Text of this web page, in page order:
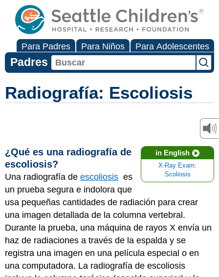
Para Padres Para Niños Para Adolescentes
Padres
Radiografía: Escoliosis
in English
X-Ray Exam:
Scoliosis
¿Qué es una radiografía de
escoliosis?
Una radiografía de escoliosis es
un prueba segura e indolora que
usa pequeñas cantidades de radiación para crear
una imagen detallada de la columna vertebral.
Durante la prueba, una máquina de rayos X envía un
haz de radiaciones a través de la espalda y se
registra una imagen en una película especial o en
una computadora. La radiografía de escoliosis